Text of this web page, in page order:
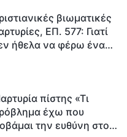
βιωματικές
ΕΠ. 577: Γιατί
ήθελα να φέρω ένα
πίστης «Τι
έχω που
την ευθύνη στο